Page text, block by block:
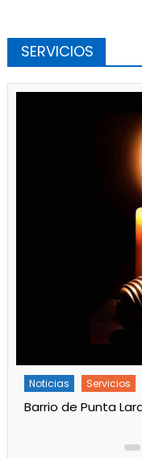
SERVICIOS
Noticias Servicios
Barrio de Punta